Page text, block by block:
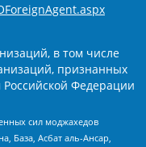
в том числе
признанных
Российской Федерации
сил моджахедов
База, Асбат аль-Ансар,